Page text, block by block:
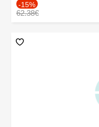
-15%
62.38€